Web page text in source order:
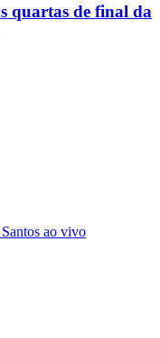
quartas de final da
ao vivo